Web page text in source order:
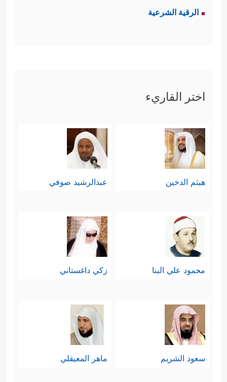
الرقية الشرعية
اختر القاريء
هيثم الدخين عبدالرشيد صوفي
محمود علي البنا زكي داغستاني
سعود الشريم ماهر المعيقلي